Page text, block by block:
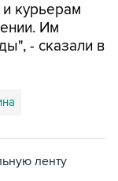
курьерам
Им
- сказали в
ленту